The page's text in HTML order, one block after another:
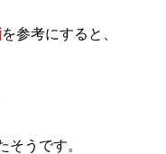
を参考にすると、
そうです。